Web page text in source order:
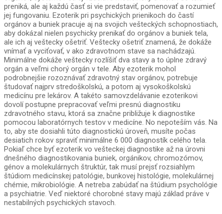
preniká, ale aj každú časť si vie predstaviť, pomenovať a rozumieť
jej fungovaniu. Ezoterik pri psychických prienikoch do častí
orgánov a buniek pracuje aj na svojich vešteckých schopnostiach,
aby dokázal nielen psychicky prenikať do orgánov a buniek tela,
ale ich aj veštecky ošetriť. Veštecky ošetriť znamená, že dokáže
vnímať a vyciťovať, v ako zdravotnom stave sa nachádzajú.
Minimálne dokáže veštecky rozlíšiť dva stavy a to úplne zdravý
orgán a veľmi chorý orgán v tele. Aby ezoterik mohol
podrobnejšie rozoznávať zdravotný stav orgánov, potrebuje
študovať najprv stredoškolskú, a potom aj vysokoškolskú
medicínu pre lekárov. A takéto samovzdelávanie ezoterikovi
dovolí postupne prepracovať veľmi presnú diagnostiku
zdravotného stavu, ktorá sa značne približuje k diagnostike
pomocou laboratórnych testov v medicíne. No nepoteším vás. Na
to, aby ste dosiahli túto diagnostickú úroveň, musíte počas
desiatich rokov spraviť minimálne 6 000 diagnostík celého tela.
Pokiaľ chce byť ezoterik vo vešteckej diagnostike až na úrovni
dnešného diagnostikovania buniek, orgánikov, chromozómov,
génov a molekulárnych štruktúr, tak musí prejsť rozsiahlym
štúdiom medicínskej patológie, bunkovej histológie, molekulárnej
chémie, mikrobiológie. A netreba zabúdať na štúdium psychológie
a psychiatrie. Veď niektoré chorobné stavy majú základ práve v
nestabilných psychických stavoch.